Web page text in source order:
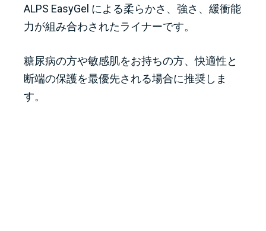
ALPS EasyGel による柔らかさ、強さ、緩衝能
力が組み合わされたライナーです。
糖尿病の方や敏感肌をお持ちの方、快適性と
断端の保護を最優先される場合に推奨しま
す。